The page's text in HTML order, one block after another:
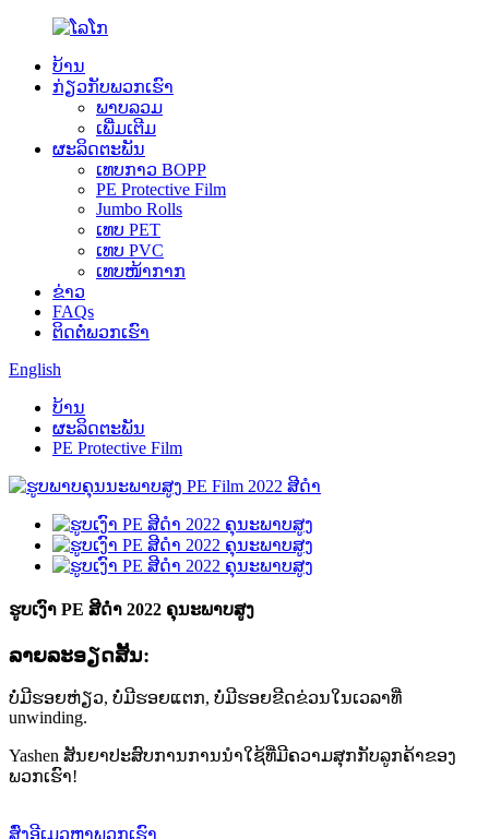
ບ້ານ
ກ່ຽວ​ກັບ​ພວກ​ເຮົາ
ພາບລວມ
ເພີ່ມເຕີມ
ຜະລິດຕະພັນ
ເທບກາວ BOPP
PE Protective Film
Jumbo Rolls
ເທບ PET
ເທບ PVC
ເທບໜ້າກາກ
ຂ່າວ
FAQs
ຕິດ​ຕໍ່​ພວກ​ເຮົາ
English
ບ້ານ
ຜະລິດຕະພັນ
PE Protective Film
ຮູບເງົາ PE ສີດໍາ 2022 ຄຸນະພາບສູງ
ລາຍ​ລະ​ອຽດ​ສັ້ນ​:
ບໍ່ມີຮອຍຫ່ຽວ, ບໍ່ມີຮອຍແຕກ, ບໍ່ມີຮອຍຂີດຂ່ວນໃນເວລາທີ່
unwinding.
Yashen ສັນຍາປະສົບການການນໍາໃຊ້ທີ່ມີຄວາມສຸກກັບລູກຄ້າຂອງ
ພວກເຮົາ!
ສົ່ງອີເມວຫາພວກເຮົາ